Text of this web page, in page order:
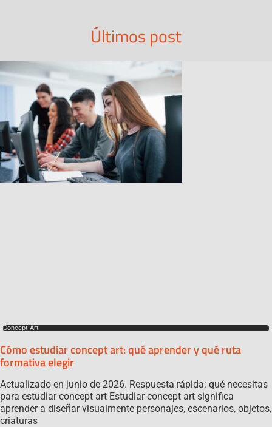
Últimos post
Concept Art
Cómo estudiar concept art: qué aprender y qué ruta
formativa elegir
Actualizado en junio de 2026. Respuesta rápida: qué necesitas
para estudiar concept art Estudiar concept art significa
aprender a diseñar visualmente personajes, escenarios, objetos,
criaturas